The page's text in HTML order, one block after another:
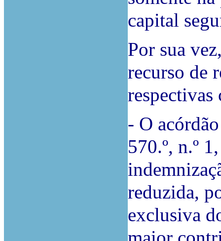
capital
Por sua
recurso de
- O
570.º, n.º
reduzida,
exclusiva